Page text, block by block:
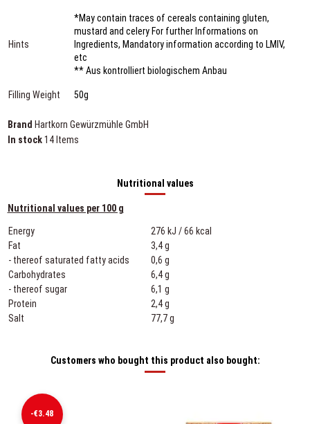
Hints
*May contain traces of cereals containing gluten,
mustard and celery For further Informations on
Ingredients, Mandatory information according to LMIV,
etc
** Aus kontrolliert biologischem Anbau
Filling Weight 50g
Brand Hartkorn Gewürzmühle GmbH
In stock 14 Items
Nutritional values
Nutritional values per 100 g
Energy
276 kJ / 66 kcal
Fat
3,4 g
- thereof saturated fatty acids
0,6 g
Carbohydrates
6,4 g
- thereof sugar
6,1 g
Protein
2,4 g
Salt
77,7 g
Customers who bought this product also bought:
-€3.48